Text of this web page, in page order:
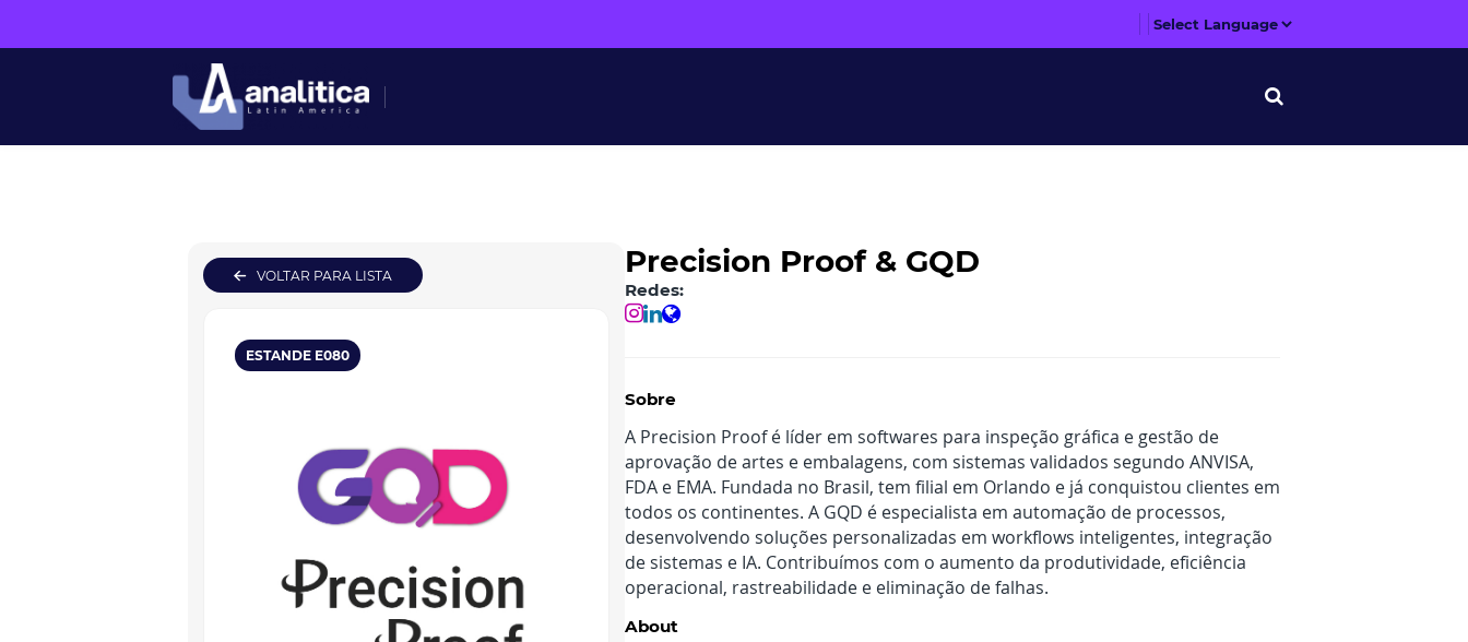
VOLTAR PARA LISTA
ESTANDE E080
Precision Proof & GQD
Redes:
Sobre
A Precision Proof é líder em softwares para inspeção gráfica e gestão de
aprovação de artes e embalagens, com sistemas validados segundo ANVISA,
FDA e EMA. Fundada no Brasil, tem filial em Orlando e já conquistou clientes em
todos os continentes. A GQD é especialista em automação de processos,
desenvolvendo soluções personalizadas em workflows inteligentes, integração
de sistemas e IA. Contribuímos com o aumento da produtividade, eficiência
operacional, rastreabilidade e eliminação de falhas.
About